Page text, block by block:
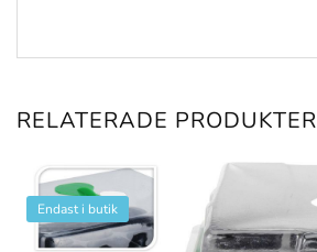
RELATERADE PRODUKTER
Endast i butik